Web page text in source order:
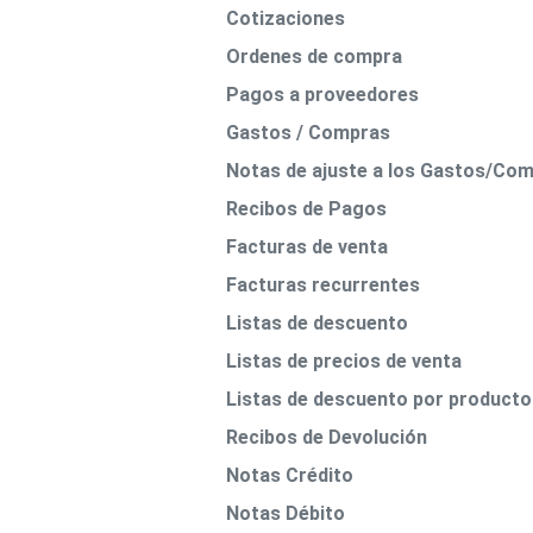
Cotizaciones
Ordenes de compra
Pagos a proveedores
Gastos / Compras
Notas de ajuste a los Gastos/
Recibos de Pagos
Facturas de venta
Facturas recurrentes
Listas de descuento
Listas de precios de venta
Listas de descuento por producto
Recibos de Devolución
Notas Crédito
Notas Débito